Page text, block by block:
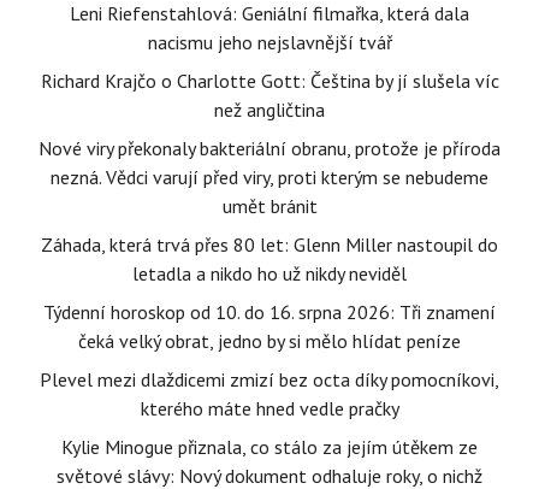
Leni Riefenstahlová: Geniální filmařka, která dala
nacismu jeho nejslavnější tvář
Richard Krajčo o Charlotte Gott: Čeština by jí slušela víc
než angličtina
Nové viry překonaly bakteriální obranu, protože je příroda
nezná. Vědci varují před viry, proti kterým se nebudeme
umět bránit
Záhada, která trvá přes 80 let: Glenn Miller nastoupil do
letadla a nikdo ho už nikdy neviděl
Týdenní horoskop od 10. do 16. srpna 2026: Tři znamení
čeká velký obrat, jedno by si mělo hlídat peníze
Plevel mezi dlaždicemi zmizí bez octa díky pomocníkovi,
kterého máte hned vedle pračky
Kylie Minogue přiznala, co stálo za jejím útěkem ze
světové slávy: Nový dokument odhaluje roky, o nichž